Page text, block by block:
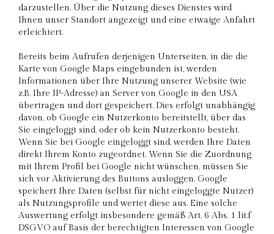
darzustellen. Über die Nutzung dieses Dienstes wird
Ihnen unser Standort angezeigt und eine etwaige Anfahrt
erleichtert.
Bereits beim Aufrufen derjenigen Unterseiten, in die die
Karte von Google Maps eingebunden ist, werden
Informationen über Ihre Nutzung unserer Website (wie
z.B. Ihre IP-Adresse) an Server von Google in den USA
übertragen und dort gespeichert. Dies erfolgt unabhängig
davon, ob Google ein Nutzerkonto bereitstellt, über das
Sie eingeloggt sind, oder ob kein Nutzerkonto besteht.
Wenn Sie bei Google eingeloggt sind, werden Ihre Daten
direkt Ihrem Konto zugeordnet. Wenn Sie die Zuordnung
mit Ihrem Profil bei Google nicht wünschen, müssen Sie
sich vor Aktivierung des Buttons ausloggen. Google
speichert Ihre Daten (selbst für nicht eingeloggte Nutzer)
als Nutzungsprofile und wertet diese aus. Eine solche
Auswertung erfolgt insbesondere gemäß Art. 6 Abs. 1 lit.f
DSGVO auf Basis der berechtigten Interessen von Google